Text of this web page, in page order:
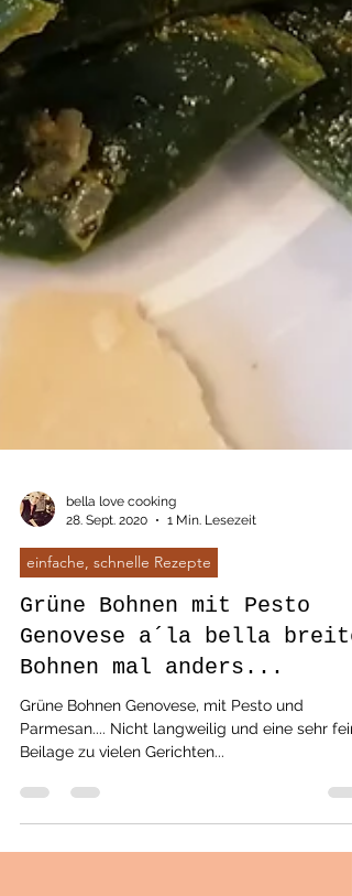
bella love cooking
einfache, schnelle Rezepte
Genovese a´la bella breite